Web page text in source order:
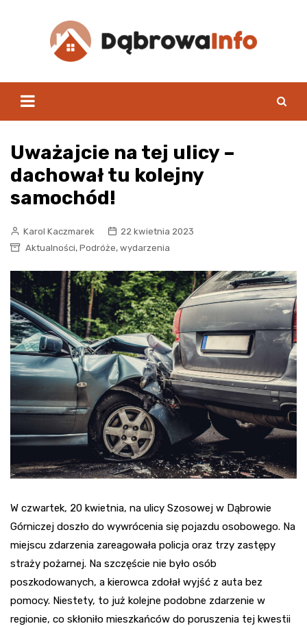
Uważajcie na tej ulicy –
dachował tu kolejny
samochód!
Karol Kaczmarek
22 kwietnia 2023
Aktualności, Podróże, wydarzenia
W czwartek, 20 kwietnia, na ulicy Szosowej w Dąbrowie
Górniczej doszło do wywrócenia się pojazdu osobowego. Na
miejscu zdarzenia zareagowała policja oraz trzy zastępy
straży pożarnej. Na szczęście nie było osób
poszkodowanych, a kierowca zdołał wyjść z auta bez
pomocy. Niestety, to już kolejne podobne zdarzenie w
regionie, co skłoniło mieszkańców do poruszenia tej kwestii